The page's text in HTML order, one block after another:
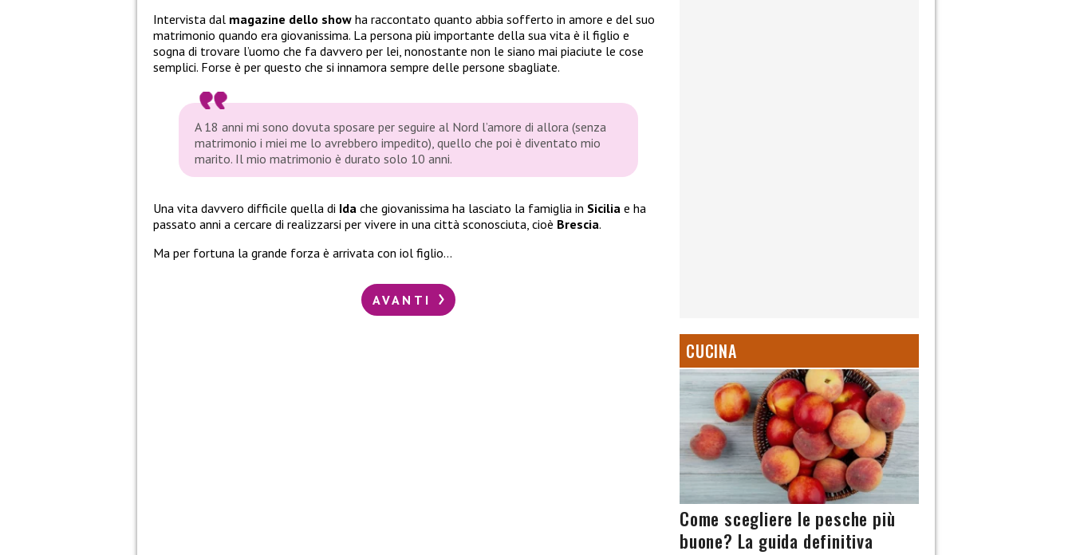
Intervista dal magazine dello show ha raccontato quanto abbia sofferto in amore e del suo
matrimonio quando era giovanissima. La persona più importante della sua vita è il figlio e
sogna di trovare l’uomo che fa davvero per lei, nonostante non le siano mai piaciute le cose
semplici. Forse è per questo che si innamora sempre delle persone sbagliate.
A 18 anni mi sono dovuta sposare per seguire al Nord l’amore di allora (senza
matrimonio i miei me lo avrebbero impedito), quello che poi è diventato mio
marito. Il mio matrimonio è durato solo 10 anni.
Una vita davvero difficile quella di Ida che giovanissima ha lasciato la famiglia in Sicilia e ha
passato anni a cercare di realizzarsi per vivere in una città sconosciuta, cioè Brescia.
Ma per fortuna la grande forza è arrivata con iol figlio…
AVANTI
CUCINA
Come scegliere le pesche più
buone? La guida definitiva